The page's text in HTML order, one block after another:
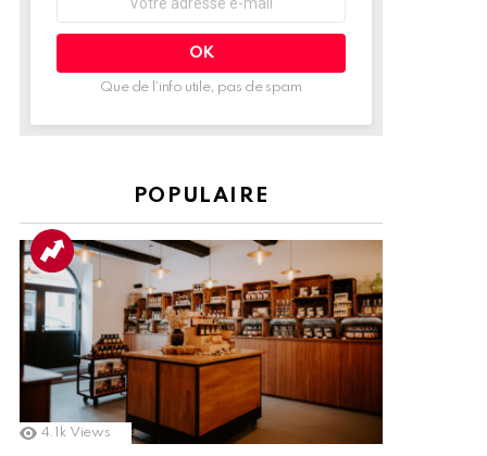
mail
Que de l’info utile, pas de spam
POPULAIRE
4.1k Views